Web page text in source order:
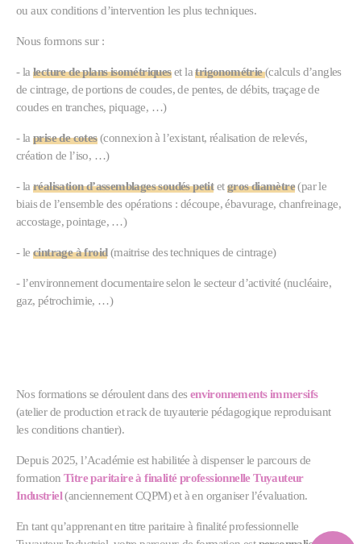
ou aux conditions d’intervention les plus techniques.
Nous formons sur :
- la lecture de plans isométriqueset latrigonométrie (calculs d’angles
de cintrage, de portions de coudes, de pentes, de débits, traçage de
coudes en tranches, piquage, …)
- la prise de cotes(connexion à l’existant, réalisation de relevés,
création de l’iso, …)
- la réalisation d’assemblages soudés petitetgros diamètre(par le
biais de l’ensemble des opérations : découpe, ébavurage, chanfreinage,
accostage, pointage, …)
- le cintrage à froid(maitrise des techniques de cintrage)
- l’environnement documentaire selon le secteur d’activité (nucléaire,
gaz, pétrochimie, …)
Nos formations se déroulent dans des environnements immersifs
(atelier de production et rack de tuyauterie pédagogique reproduisant
les conditions chantier).
Depuis 2025, l’Académie est habilitée à dispenser le parcours de
formationTitre paritaire à finalité professionnelle Tuyauteur
Industriel(anciennement CQPM) et à en organiser l’évaluation.
En tant qu’apprenant en titre paritaire à finalité professionnelle